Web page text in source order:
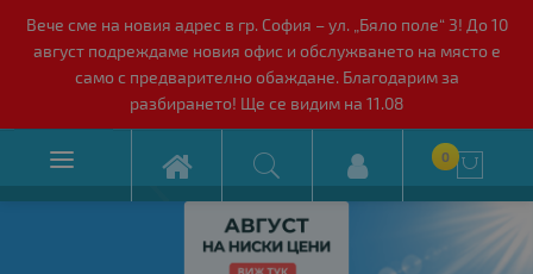
Вече сме на новия адрес в гр. София – ул. „Бяло поле“ 3! До 10
август подреждаме новия офис и обслужването на място е
само с предварително обаждане. Благодарим за
разбирането! Ще се видим на 11.08
 0 